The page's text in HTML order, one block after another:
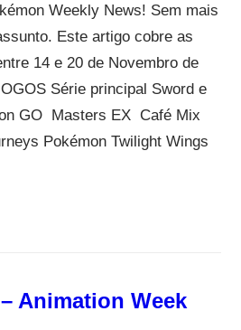
Weekly News! Sem mais
Este artigo cobre as
14 e 20 de Novembro de
Série principal Sword e
GO Masters EX Café Mix
Pokémon Twilight Wings
Animation Week